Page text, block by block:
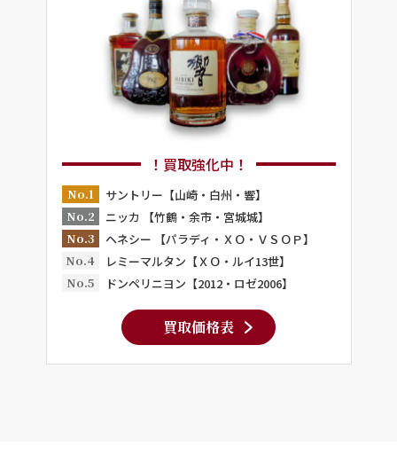
！買取強化中！
No.1
サントリー【山崎・白州・響】
No.2
ニッカ 【竹鶴・余市・宮城城】
No.3
ヘネシー 【パラディ・ＸＯ・ＶＳＯＰ】
No.4
レミーマルタン【ＸＯ・ルイ13世】
No.5
ドンペリニヨン【2012・ロゼ2006】
買取価格表